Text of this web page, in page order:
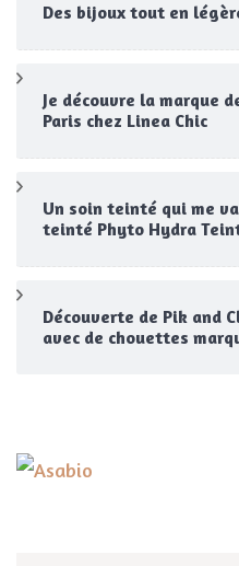
Des bijoux tout en
Je découvre la marque
Paris chez Linea Chic
Un soin teinté qui me
teinté Phyto Hydra
Découverte de Pik and
avec de chouettes